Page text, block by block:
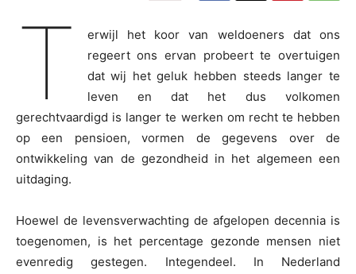
T
erwijl het koor van weldoeners dat ons
regeert ons ervan probeert te overtuigen
dat wij het geluk hebben steeds langer te
leven en dat het dus volkomen
gerechtvaardigd is langer te werken om recht te hebben
op een pensioen, vormen de gegevens over de
ontwikkeling van de gezondheid in het algemeen een
uitdaging.
Hoewel de levensverwachting de afgelopen decennia is
toegenomen, is het percentage gezonde mensen niet
evenredig gestegen. Integendeel. In Nederland